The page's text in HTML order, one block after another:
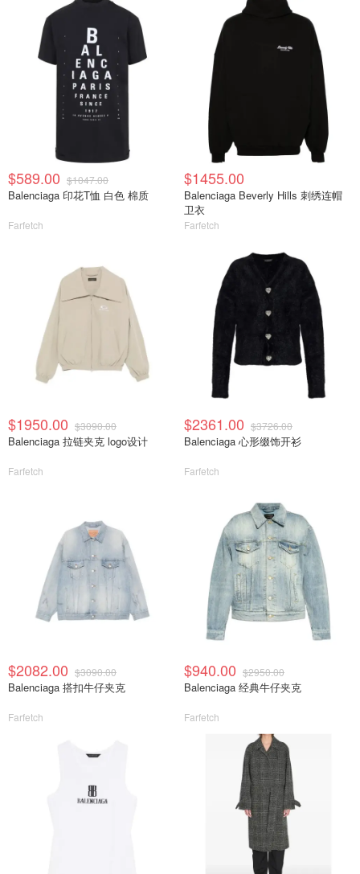
$589.00 $1047.00
Balenciaga 印花T恤 白色 棉质
Farfetch
$1455.00
Balenciaga Beverly Hills 刺绣连帽
卫衣
Farfetch
$1950.00 $3090.00
Balenciaga 拉链夹克 logo设计
Farfetch
$2361.00 $3726.00
Balenciaga 心形缀饰开衫
Farfetch
$2082.00 $3090.00
Balenciaga 搭扣牛仔夹克
Farfetch
$940.00 $2950.00
Balenciaga 经典牛仔夹克
Farfetch